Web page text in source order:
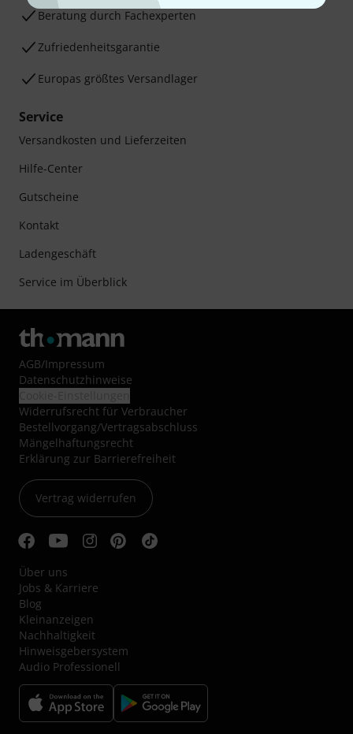
Beratung durch Fachexperten
Zufriedenheitsgarantie
Europas größtes Versandlager
Service
Versandkosten und Lieferzeiten
Hilfe-Center
Gutscheine
Kontakt
Ladengeschäft
Service im Überblick
AGB/Impressum
Datenschutzhinweise
Widerrufsrecht für Verbraucher
Bestellvorgang/Vertragsabschluss
Mängelhaftungsrecht
Erklärung zur Barrierefreiheit
Vertrag widerrufen
Über uns
Jobs & Karriere
Blog
Kleinanzeigen
Nachhaltigkeit
Hinweisgebersystem
Audio Professionell